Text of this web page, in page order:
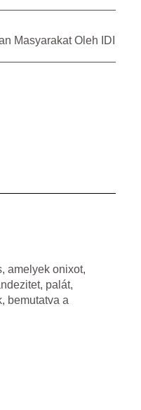
Masyarakat Oleh IDI
amelyek onixot,
palát,
bemutatva a